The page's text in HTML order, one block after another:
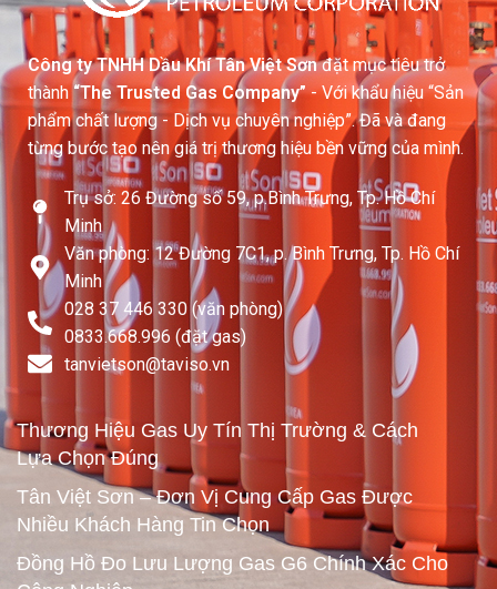
Công ty TNHH Dầu Khí Tân Việt Sơnđặt mục tiêu trở
thành “The Trusted Gas Company”- Với khẩu hiệu “Sản
phẩm chất lượng - Dịch vụ chuyên nghiệp”. Đã và đang
từng bước tạo nên giá trị thương hiệu bền vững của mình.
Trụ sở: 26 Đường số 59, p.Bình Trưng, Tp. Hồ Chí
Minh
Văn phòng: 12 Đường 7C1, p. Bình Trưng, Tp. Hồ Chí
Minh
028 37 446 330 (văn phòng)
0833.668.996 (đặt gas)
tanvietson@taviso.vn​
Thương Hiệu Gas Uy Tín Thị Trường & Cách
Lựa Chọn Đúng
Tân Việt Sơn – Đơn Vị Cung Cấp Gas Được
Nhiều Khách Hàng Tin Chọn
Đồng Hồ Đo Lưu Lượng Gas G6 Chính Xác Cho